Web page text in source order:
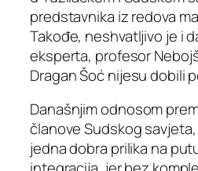
predstavnika iz redova
Takođe, neshvatljivo je i
eksperta, profesor
Dragan Šoć nijesu dobili
Današnjim odnosom
članove Sudskog
jedna dobra prilika na